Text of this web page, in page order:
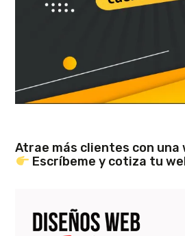
Atrae más clientes con
Escríbeme y cotiza tu